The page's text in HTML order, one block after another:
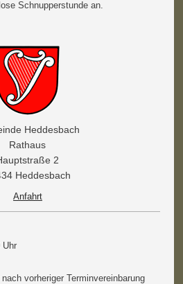
Schnupperstunde an.
Heddesbach
Rathaus
2
Heddesbach
Anfahrt
vorheriger Terminvereinbarung